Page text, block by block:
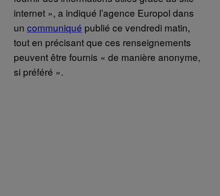
internet », a indiqué l’agence Europol dans
un communiqué publié ce vendredi matin,
tout en précisant que ces renseignements
peuvent être fournis « de manière anonyme,
si préféré ».